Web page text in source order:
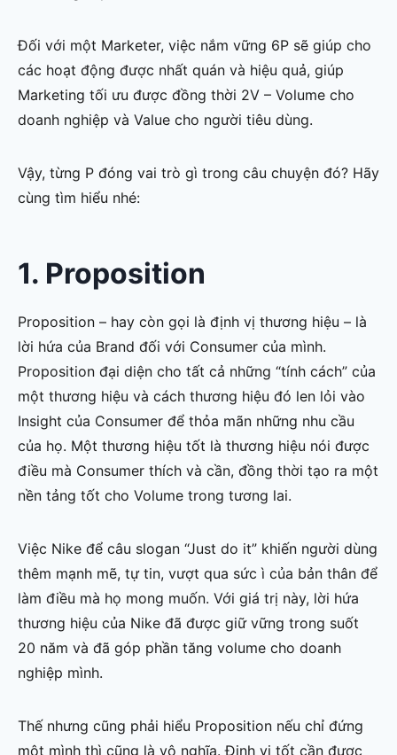
Đối với một Marketer, việc nắm vững 6P sẽ giúp cho
các hoạt động được nhất quán và hiệu quả, giúp
Marketing tối ưu được đồng thời 2V – Volume cho
doanh nghiệp và Value cho người tiêu dùng.
Vậy, từng P đóng vai trò gì trong câu chuyện đó? Hãy
cùng tìm hiểu nhé:
1. Proposition
Proposition – hay còn gọi là định vị thương hiệu – là
lời hứa của Brand đối với Consumer của mình.
Proposition đại diện cho tất cả những “tính cách” của
một thương hiệu và cách thương hiệu đó len lỏi vào
Insight của Consumer để thỏa mãn những nhu cầu
của họ. Một thương hiệu tốt là thương hiệu nói được
điều mà Consumer thích và cần, đồng thời tạo ra một
nền tảng tốt cho Volume trong tương lai.
Việc Nike để câu slogan “Just do it” khiến người dùng
thêm mạnh mẽ, tự tin, vượt qua sức ì của bản thân để
làm điều mà họ mong muốn. Với giá trị này, lời hứa
thương hiệu của Nike đã được giữ vững trong suốt
20 năm và đã góp phần tăng volume cho doanh
nghiệp mình.
Thế nhưng cũng phải hiểu Proposition nếu chỉ đứng
một mình thì cũng là vô nghĩa. Định vị tốt cần được